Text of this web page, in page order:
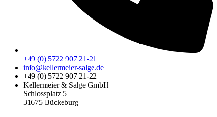
+49 (0) 5722 907 21-21
info@kellermeier-salge.de
+49 (0) 5722 907 21-22
Kellermeier & Salge GmbH
Schlossplatz 5
31675 Bückeburg